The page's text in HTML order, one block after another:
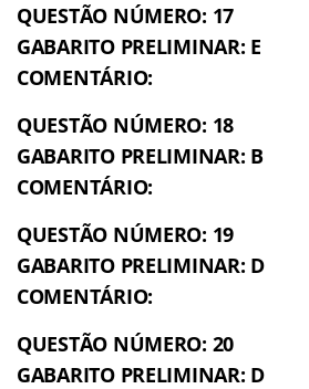
QUESTÃO NÚMERO: 17
GABARITO PRELIMINAR: E
COMENTÁRIO:
QUESTÃO NÚMERO: 18
GABARITO PRELIMINAR: B
COMENTÁRIO:
QUESTÃO NÚMERO: 19
GABARITO PRELIMINAR: D
COMENTÁRIO:
QUESTÃO NÚMERO: 20
GABARITO PRELIMINAR: D